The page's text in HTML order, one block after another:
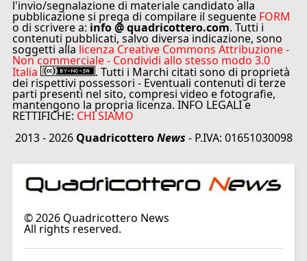
l'invio/segnalazione di materiale candidato alla
pubblicazione si prega di compilare il seguente FORM
o di scrivere a: info @ quadricottero.com. Tutti i
contenuti pubblicati, salvo diversa indicazione, sono
soggetti alla licenza Creative Commons Attribuzione -
Non commerciale - Condividi allo stesso modo 3.0
Italia . Tutti i Marchi citati sono di proprietà
dei rispettivi possessori - Eventuali contenuti di terze
parti presenti nel sito, compresi video e fotografie,
mantengono la propria licenza. INFO LEGALI e
RETTIFICHE: CHI SIAMO
2013 - 2026 QuadricotteroNews - P.IVA: 01651030098
©2026Quadricottero News
All rights reserved.